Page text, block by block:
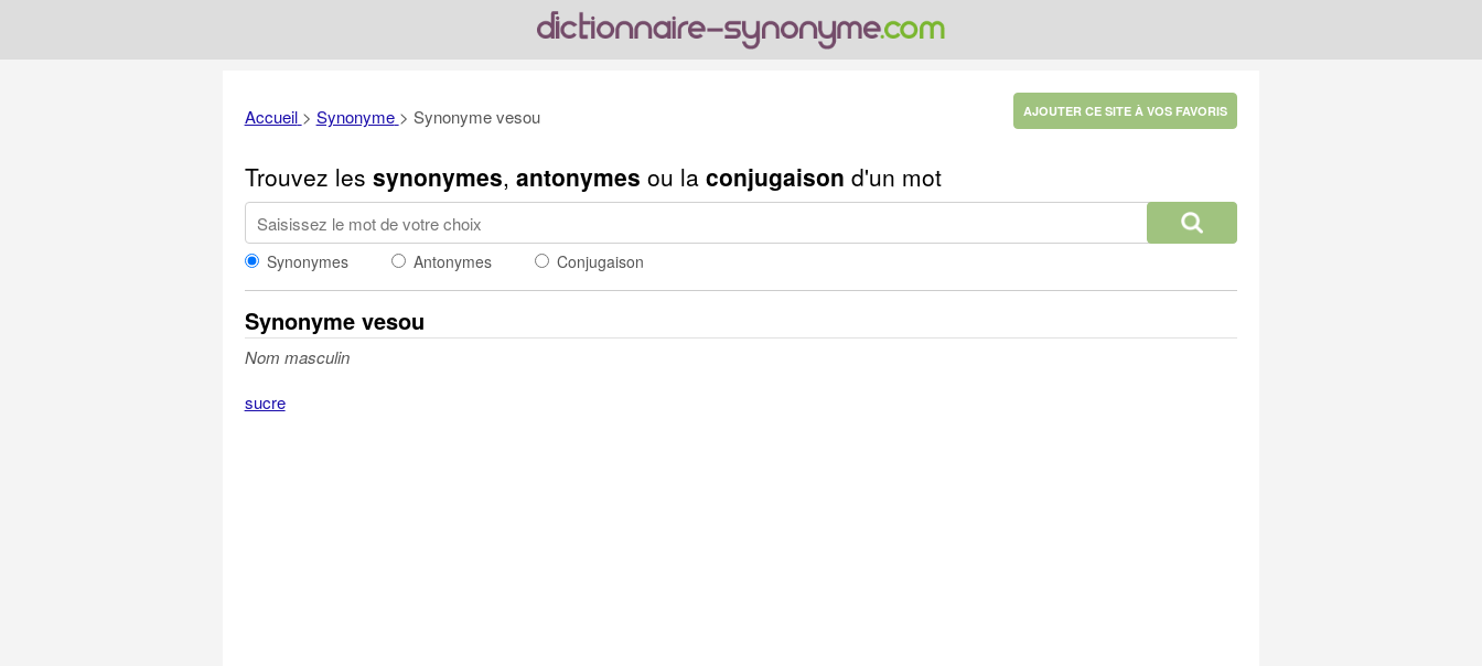
Accueil > Synonyme > Synonyme vesou AJOUTER CE SITE À VOS FAVORIS
Trouvez les synonymes, antonymes ou la conjugaison d'un mot
Synonymes Antonymes Conjugaison
Synonyme vesou
Nom masculin
sucre